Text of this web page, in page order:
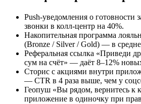
Push-уведомления о готовности
звонки в колл-центр на 40%.
Накопительная программа
(Bronze / Silver / Gold) — в
Реферальная ссылка «Приведи
сум на счёт» — даёт 8–12%
Сторис с акциями внутри
— CTR в 4 раза выше, чем у
Геопуш «Вы рядом, вернитесь к
приложение в одиночку при